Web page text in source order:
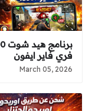
فري فاير ايفون
March 05, 2026